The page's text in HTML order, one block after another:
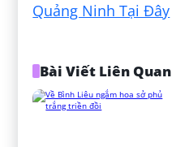
Quảng Ninh Tại Đây
Bài Viết Liên Quan